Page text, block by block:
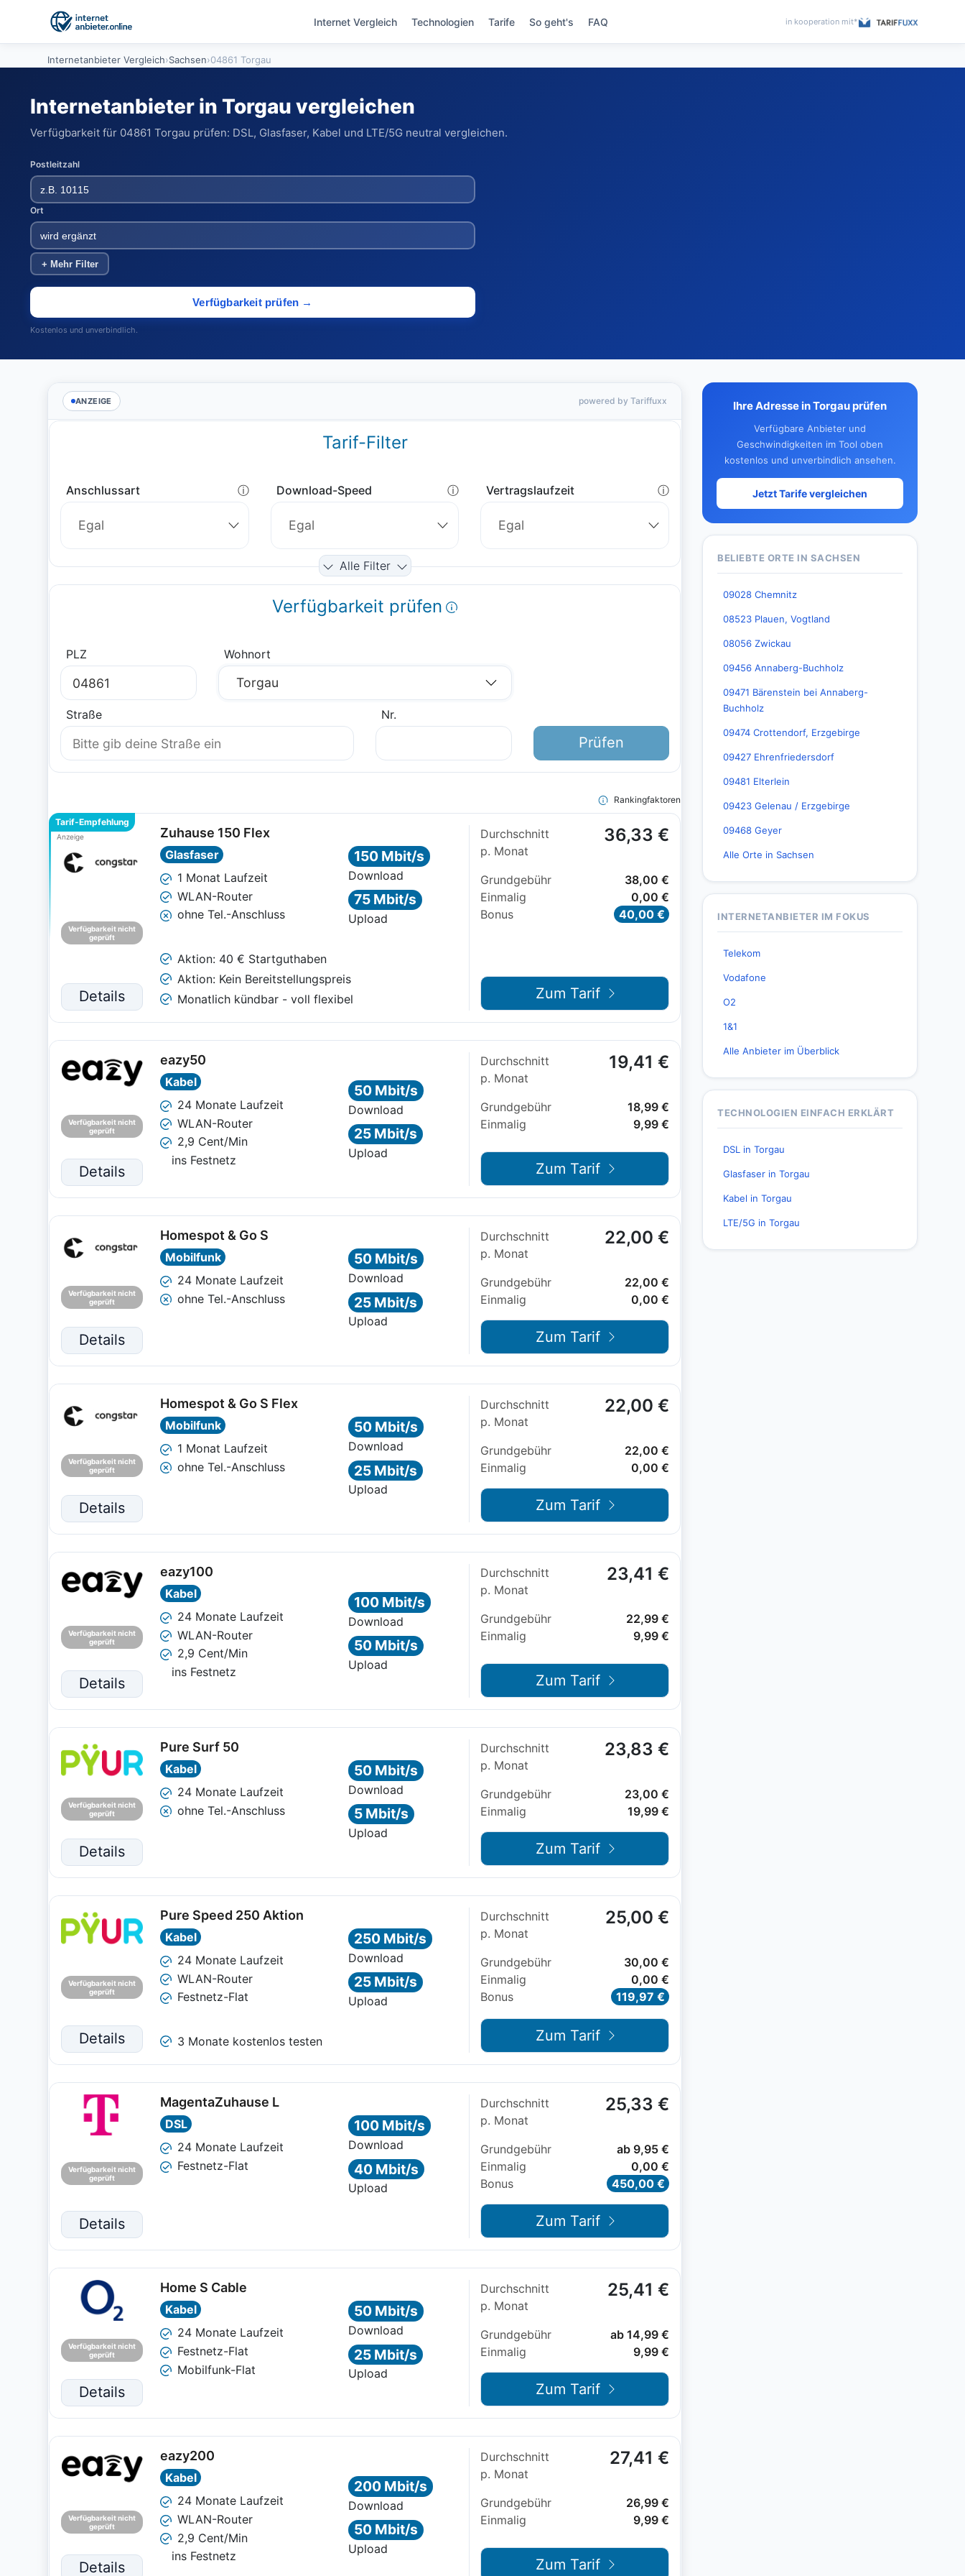
Internet Vergleich Technologien Tarife So geht's FAQ in kooperation mit*
Internetanbieter Vergleich›Sachsen›04861 Torgau
Internetanbieter in Torgau vergleichen
Verfügbarkeit für 04861 Torgau prüfen: DSL, Glasfaser, Kabel und LTE/5G neutral vergleichen.
Postleitzahl
Ort
+ Mehr Filter
Verfügbarkeit prüfen →
Kostenlos und unverbindlich.
ANZEIGE powered by Tariffuxx Ihre Adresse in Torgau prüfen
Verfügbare Anbieter und
Geschwindigkeiten im Tool oben
kostenlos und unverbindlich ansehen.
Jetzt Tarife vergleichen
BELIEBTE ORTE IN SACHSEN
09028 Chemnitz
08523 Plauen, Vogtland
08056 Zwickau
09456 Annaberg-Buchholz
09471 Bärenstein bei Annaberg-
Buchholz
09474 Crottendorf, Erzgebirge
09427 Ehrenfriedersdorf
09481 Elterlein
09423 Gelenau / Erzgebirge
09468 Geyer
Alle Orte in Sachsen
INTERNETANBIETER IM FOKUS
Telekom
Vodafone
O2
1&1
Alle Anbieter im Überblick
TECHNOLOGIEN EINFACH ERKLÄRT
DSL in Torgau
Glasfaser in Torgau
Kabel in Torgau
LTE/5G in Torgau